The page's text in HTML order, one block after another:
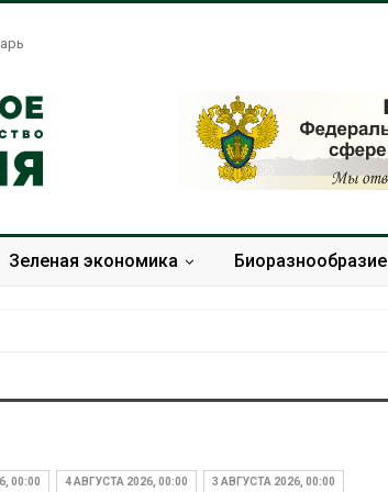
Зеленая экономика Биоразнообразие
00:00 4 АВГУСТА 2026, 00:00 3 АВГУСТА 2026, 00:00
кондиционера и почти
без отопления